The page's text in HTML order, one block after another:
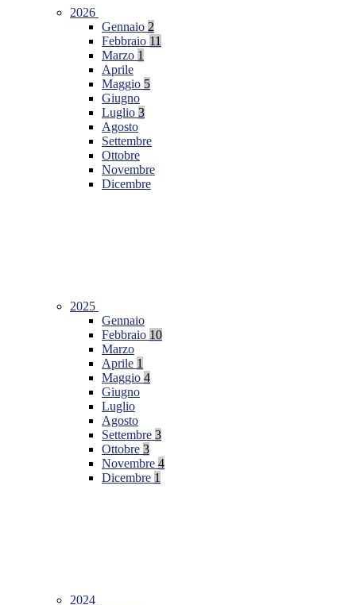
2026
Gennaio 2
Febbraio 11
Marzo 1
Aprile
Maggio 5
Giugno
Luglio 3
Agosto
Settembre
Ottobre
Novembre
Dicembre
2025
Gennaio
Febbraio 10
Marzo
Aprile 1
Maggio 4
Giugno
Luglio
Agosto
Settembre 3
Ottobre 3
Novembre 4
Dicembre 1
2024